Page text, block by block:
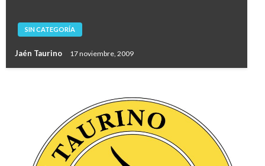
SIN CATEGORÍA
Jaén Taurino 17 noviembre, 2009